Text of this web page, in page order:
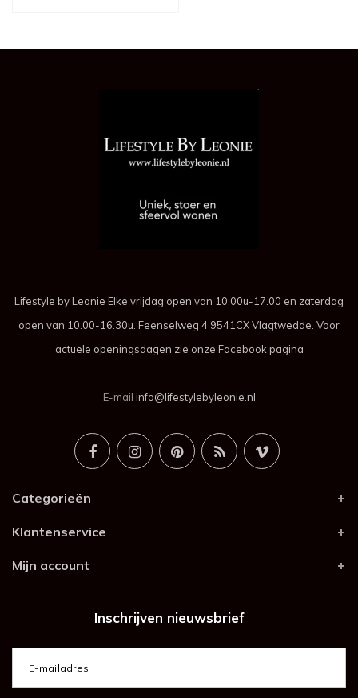
Lifestyle by Leonie Elke vrijdag open van 10.00u-17.00 en zaterdag
open van 10.00-16.30u. Feenselweg 4 9541CX Vlagtwedde. Voor
actuele openingsdagen zie onze Facebook pagina
E-mail info@lifestylebyleonie.nl
Categorieën
Klantenservice
Mijn account
Inschrijven nieuwsbrief